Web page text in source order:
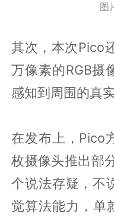
图
其次，本次Pico
万像素的RGB摄
感知到周围的真实
在发布上，Pico
枚摄像头推出部
个说法存疑，不
觉算法能力，单